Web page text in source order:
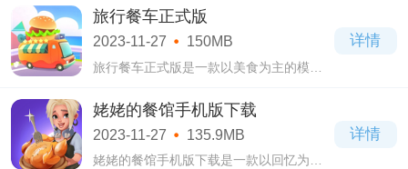
演一位被灭国的公主，需要经历很多的事
情，并且还要开启自己的复仇计划，比较
考验玩
旅行餐车正式版
2023-11-27 150MB
旅行餐车正式版是一款以美食为主的模拟
细腻，拥有高清的画质，玩起来无比的爽
快刺激，而且提供的玩法丰富多样，操作
简单易
详情
姥姥的餐馆手机版下载
2023-11-27 135.9MB
姥姥的餐馆手机版下载是一款以回忆为题
详情